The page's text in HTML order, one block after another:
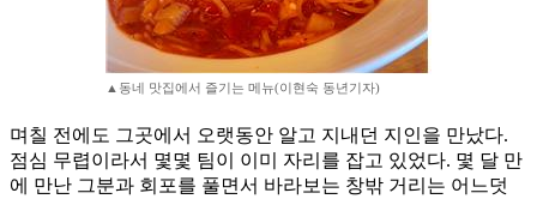
▲동네 맛집에서 즐기는 메뉴(이현숙 동년기자)
며칠 전에도 그곳에서 오랫동안 알고 지내던 지인을 만났다.
점심 무렵이라서 몇몇 팀이 이미 자리를 잡고 있었다. 몇 달 만
에 만난 그분과 회포를 풀면서 바라보는 창밖 거리는 어느덧